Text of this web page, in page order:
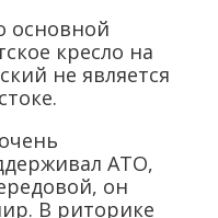
основной
кресло на
не является
АТО,
он
В риторике